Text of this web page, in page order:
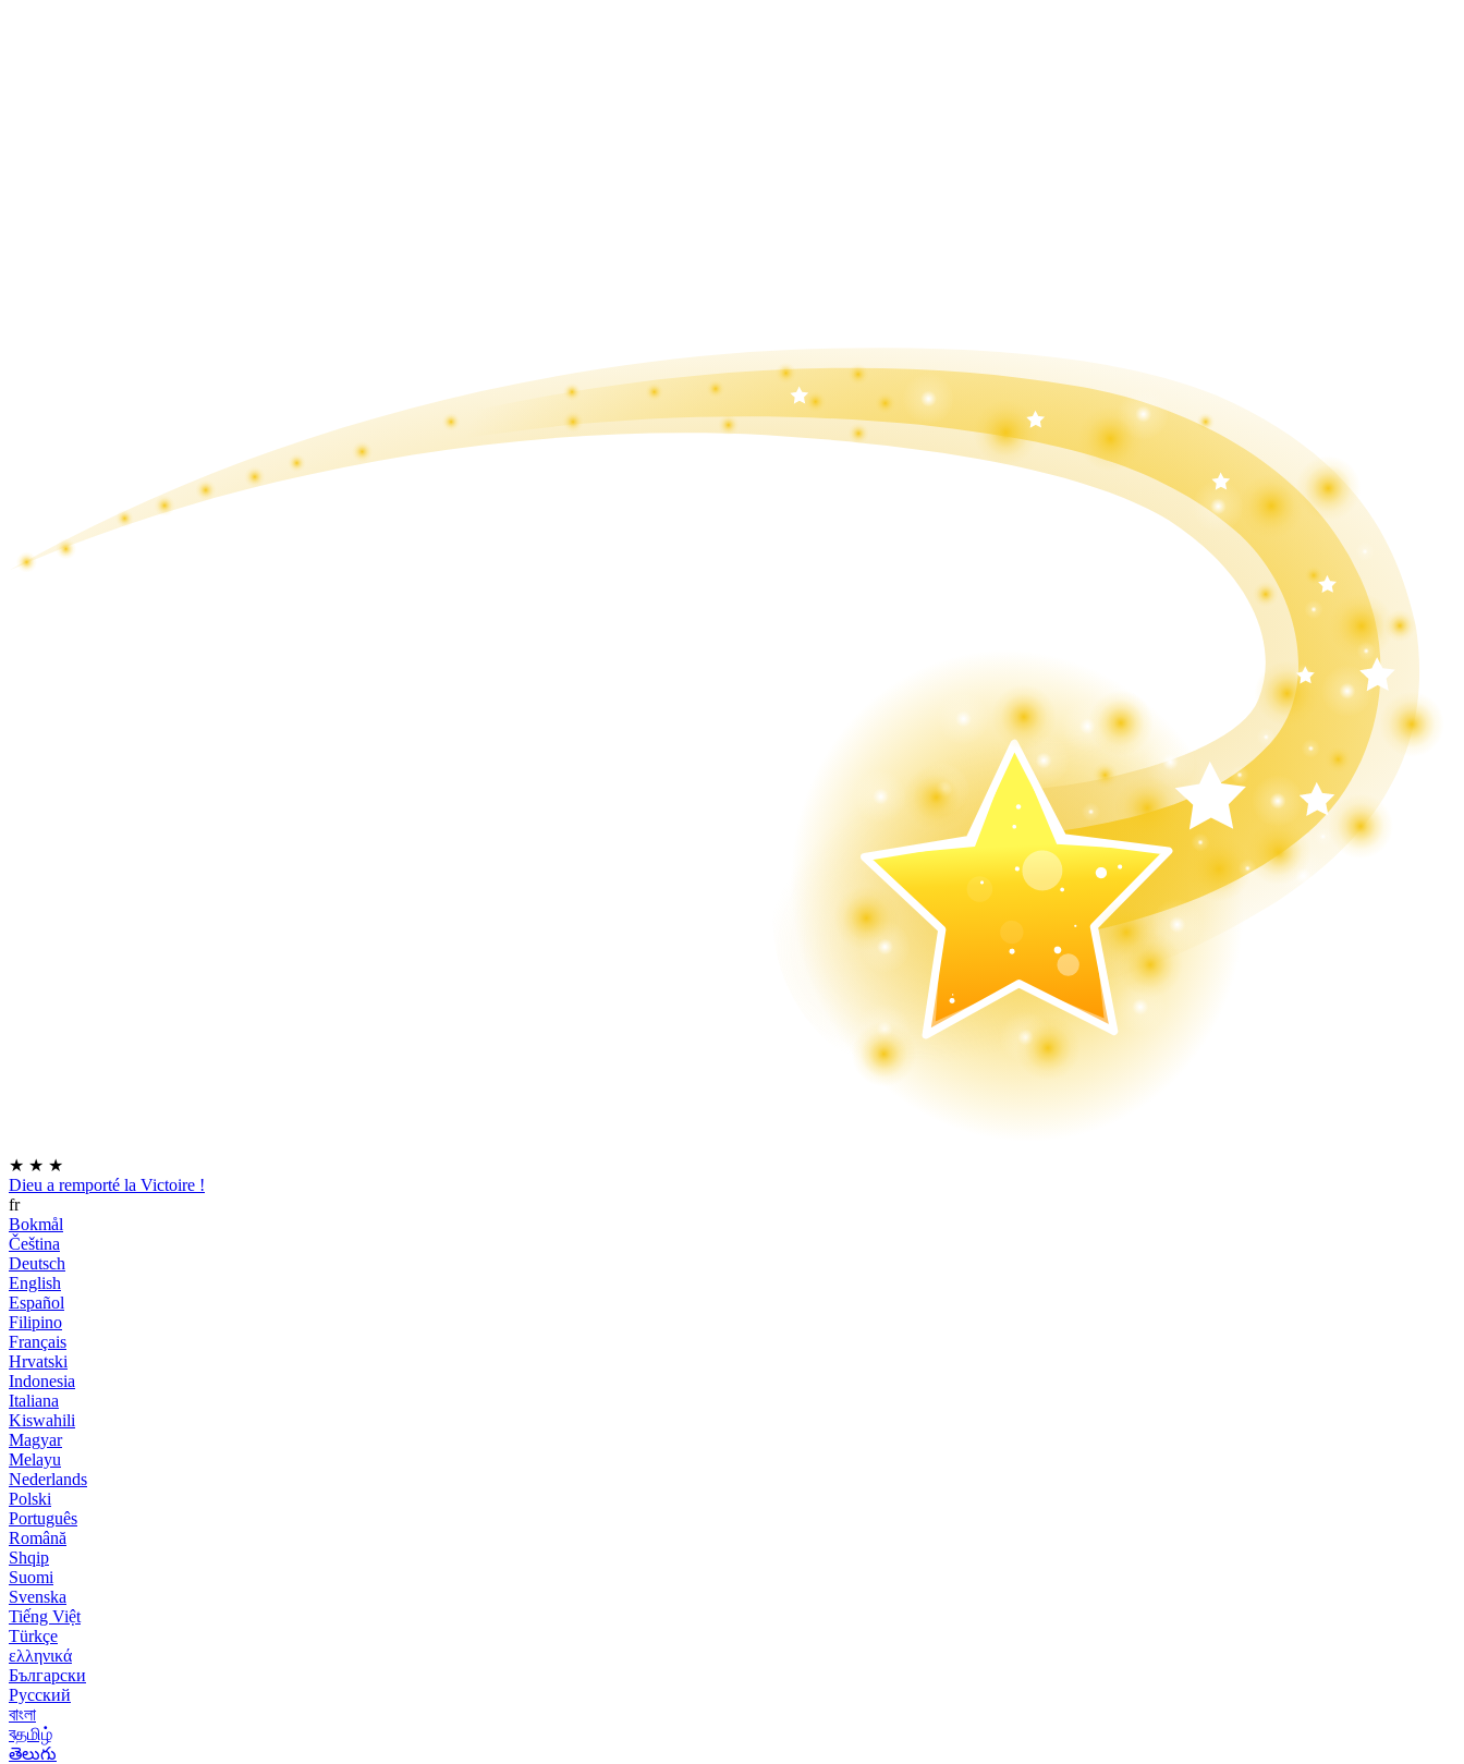
★ ★ ★
Dieu a remporté la Victoire !
fr
Bokmål
Čeština
Deutsch
English
Español
Filipino
Français
Hrvatski
Indonesia
Italiana
Kiswahili
Magyar
Melayu
Nederlands
Polski
Português
Română
Shqip
Suomi
Svenska
Tiếng Việt
Türkçe
ελληνικά
Български
Русский
বাংলা
বதமிழ்
తెలుగు